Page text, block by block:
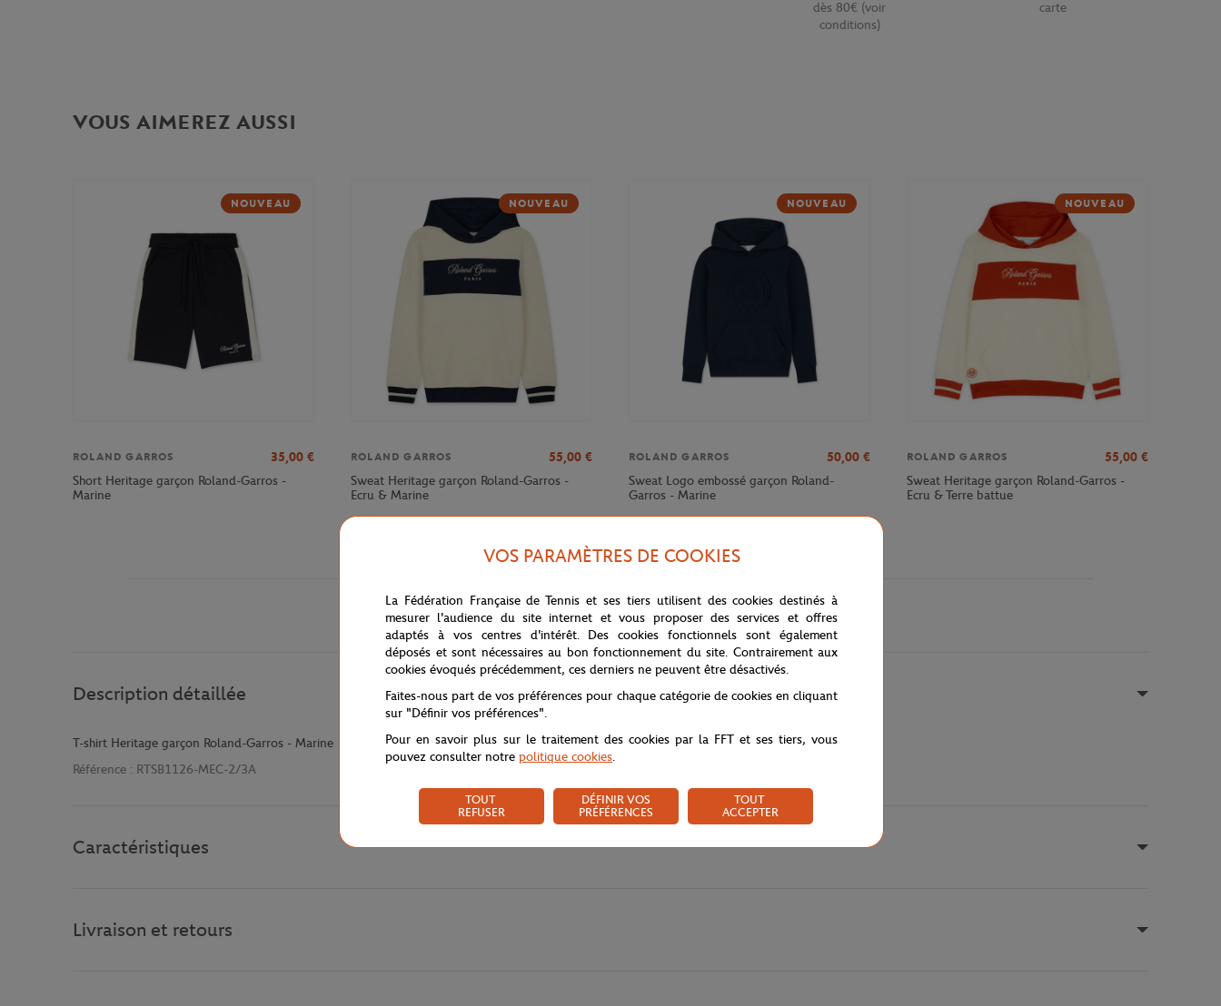
dès 80€ (voir
conditions)
carte
VOUS AIMEREZ AUSSI
NOUVEAU
ROLAND GARROS 35,00 €
Short Heritage garçon Roland-Garros -
Marine
NOUVEAU
ROLAND GARROS 55,00 €
Sweat Heritage garçon Roland-Garros -
Ecru & Marine
NOUVEAU
ROLAND GARROS 50,00 €
Sweat Logo embossé garçon Roland-
Garros - Marine
NOUVEAU
ROLAND GARROS 55,00 €
Sweat Heritage garçon Roland-Garros -
Ecru & Terre battue
Description détaillée
T-shirt Heritage garçon Roland-Garros - Marine
Référence : RTSB1126-MEC-2/3A
Caractéristiques
Livraison et retours
VOS PARAMÈTRES DE COOKIES
La Fédération Française de Tennis et ses tiers utilisent des cookies destinés à
mesurer l'audience du site internet et vous proposer des services et offres
adaptés à vos centres d'intérêt. Des cookies fonctionnels sont également
déposés et sont nécessaires au bon fonctionnement du site. Contrairement aux
cookies évoqués précédemment, ces derniers ne peuvent être désactivés.
Faites-nous part de vos préférences pour chaque catégorie de cookies en cliquant
sur "Définir vos préférences".
Pour en savoir plus sur le traitement des cookies par la FFT et ses tiers, vous
pouvez consulter notre politique cookies.
TOUT
REFUSER
DÉFINIR VOS
PRÉFÉRENCES
TOUT
ACCEPTER